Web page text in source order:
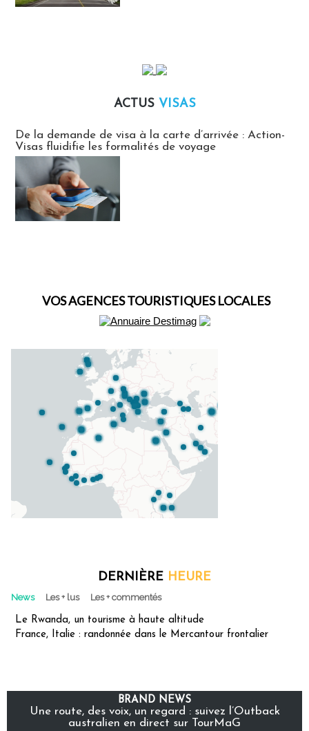
ACTUS VISAS
De la demande de visa à la carte d’arrivée : Action-
Visas fluidifie les formalités de voyage
VOS AGENCES TOURISTIQUES LOCALES
DERNIÈRE HEURE
News Les + lus Les + commentés
Le Rwanda, un tourisme à haute altitude
France, Italie : randonnée dans le Mercantour frontalier
BRAND NEWS
Une route, des voix, un regard : suivez l’Outback
australien en direct sur TourMaG